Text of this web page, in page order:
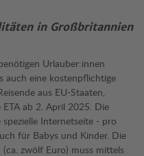
in Großbritannien
Urlauber:innen
auch eine kostenpflichtige
aus EU-Staaten,
ab 2. April 2025. Die
Internetseite - pro
für Babys und Kinder. Die
zwölf Euro) muss mittels